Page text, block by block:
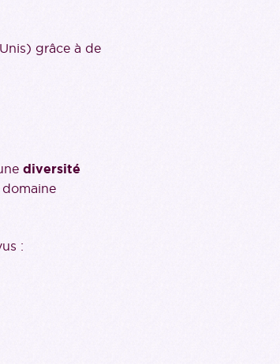
grâce à de
diversité
: